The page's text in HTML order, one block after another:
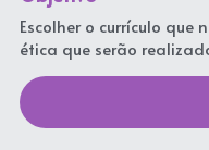
Escolher o currículo
ética que serão